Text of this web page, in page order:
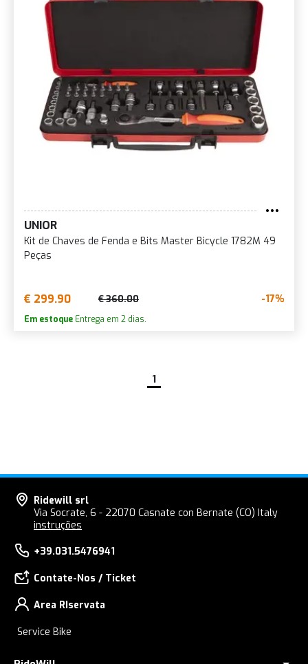
UNIOR
Kit de Chaves de Fenda e Bits Master Bicycle 1782M 49
Peças
€ 299.90 € 360.00 -17%
Em estoque Entrega em 2 dias.
1
Ridewill srl
Via Socrate, 6 - 22070 Casnate con Bernate (CO) Italy
instruções
+39.031.5476941
Contate-Nos / Ticket
Area RIservata
Service Bike